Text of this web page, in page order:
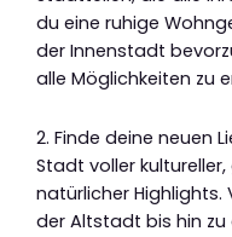
du eine ruhige
der Innenstadt
alle Möglichkeiten zu
2. Finde deine neuen
Stadt voller
natürlicher Highlights.
der Altstadt bis hin